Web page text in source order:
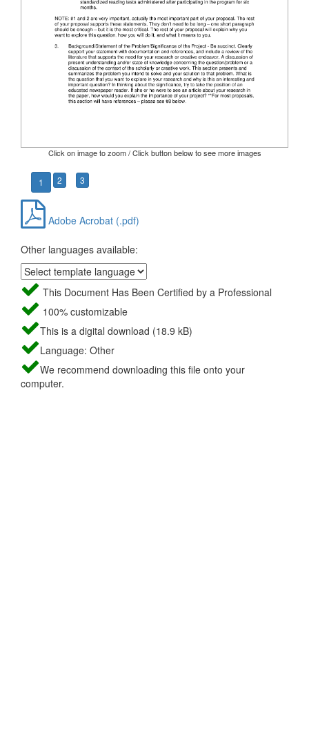
Click on image to zoom / Click button below to see more images
1 2 3
Adobe Acrobat (.pdf)
Other languages available:
This Document Has Been Certified by a Professional
100% customizable
This is a digital download (18.9 kB)
Language: Other
We recommend downloading this file onto your
computer.